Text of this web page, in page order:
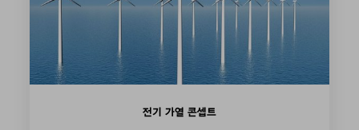
전기 가열 콘셉트